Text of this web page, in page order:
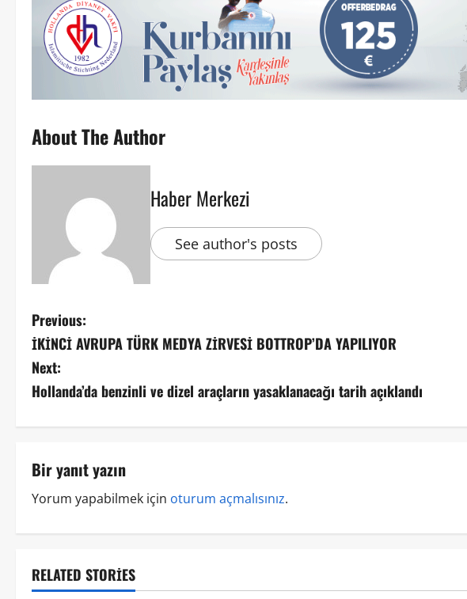
About The Author
Haber Merkezi
See author's posts
Previous:
İKİNCİ AVRUPA TÜRK MEDYA ZİRVESİ BOTTROP’DA YAPILIYOR
Next:
Hollanda’da benzinli ve dizel araçların yasaklanacağı tarih açıklandı
Bir yanıt yazın
Yorum yapabilmek için oturum açmalısınız.
RELATED STORIES